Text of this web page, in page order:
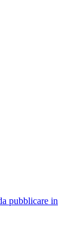
pubblicare in